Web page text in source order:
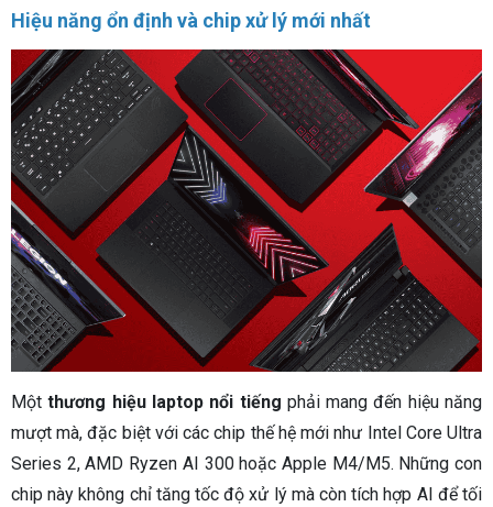
Hiệu năng ổn định và chip xử lý mới nhất
Mộtthương hiệu laptop nổi tiếng phải mang đến hiệu năng
mượt mà, đặc biệt với các chip thế hệ mới như Intel Core Ultra
Series 2, AMD Ryzen AI 300 hoặc Apple M4/M5. Những con
chip này không chỉ tăng tốc độ xử lý mà còn tích hợp AI để tối